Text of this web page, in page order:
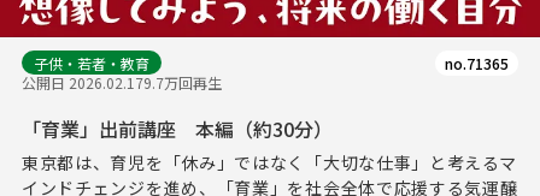
子供・若者・教育
公開日 2026.02.179.7万回再生
no.71365
「育業」出前講座 本編（約30分）
東京都は、育児を「休み」ではなく「大切な仕事」と考えるマ
インドチェンジを進め、「育業」を社会全体で応援する気運醸